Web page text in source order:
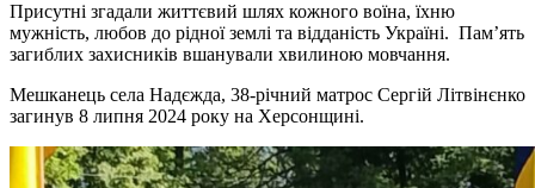
Присутні згадали життєвий шлях кожного воїна, їхню
мужність, любов до рідної землі та відданість Україні. Пам’ять
загиблих захисників вшанували хвилиною мовчання.
Мешканець села Надєжда, 38-річний матрос Сергій Літвінєнко
загинув 8 липня 2024 року на Херсонщині.